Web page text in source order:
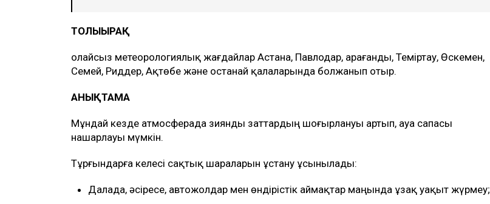
ТОЛЫҒЫРАҚ
Қолайсыз метеорологиялық жағдайлар Астана, Павлодар, Қарағанды, Теміртау, Өскемен,
Семей, Риддер, Ақтөбе және Қостанай қалаларында болжанып отыр.
АНЫҚТАМА
Мұндай кезде атмосферада зиянды заттардың шоғырлануы артып, ауа сапасы
нашарлауы мүмкін.
Тұрғындарға келесі сақтық шараларын ұстану ұсынылады:
Далада, әсіресе, автожолдар мен өндірістік аймақтар маңында ұзақ уақыт жүрмеу;